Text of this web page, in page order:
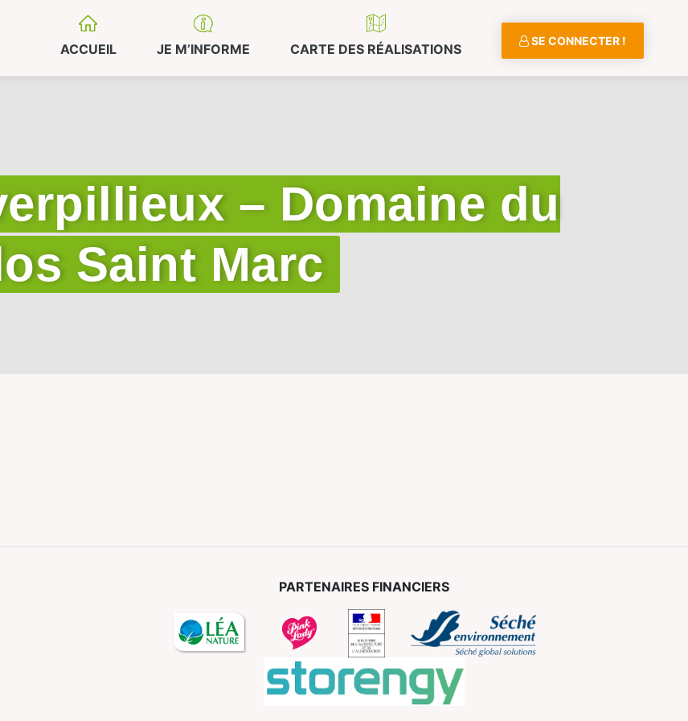
ACCUEIL JE M’INFORME CARTE DES RÉALISATIONS
SE CONNECTER !
– Domaine du
Saint Marc
PARTENAIRES FINANCIERS